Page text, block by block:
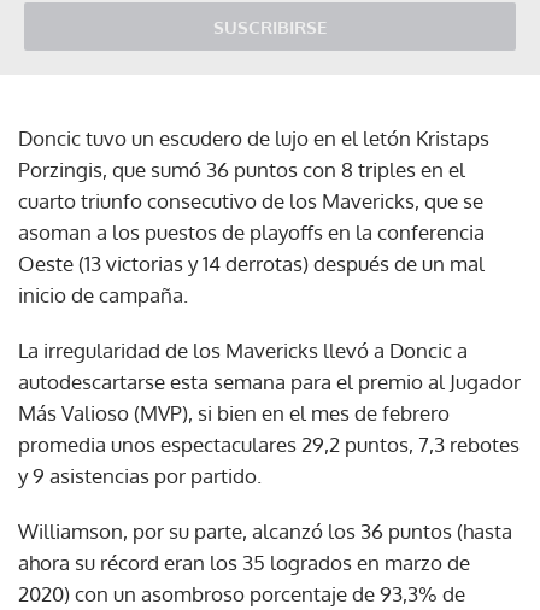
SUSCRIBIRSE
Doncic tuvo un escudero de lujo en el letón Kristaps
Porzingis, que sumó 36 puntos con 8 triples en el
cuarto triunfo consecutivo de los Mavericks, que se
asoman a los puestos de playoffs en la conferencia
Oeste (13 victorias y 14 derrotas) después de un mal
inicio de campaña.
La irregularidad de los Mavericks llevó a Doncic a
autodescartarse esta semana para el premio al Jugador
Más Valioso (MVP), si bien en el mes de febrero
promedia unos espectaculares 29,2 puntos, 7,3 rebotes
y 9 asistencias por partido.
Williamson, por su parte, alcanzó los 36 puntos (hasta
ahora su récord eran los 35 logrados en marzo de
2020) con un asombroso porcentaje de 93,3% de